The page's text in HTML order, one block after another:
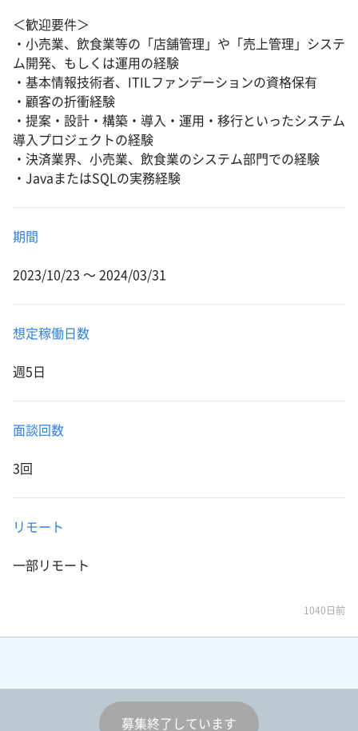
＜歓迎要件＞
・小売業、飲食業等の「店舗管理」や「売上管理」システ
ム開発、もしくは運用の経験
・基本情報技術者、ITILファンデーションの資格保有
・顧客の折衝経験
・提案・設計・構築・導入・運用・移行といったシステム
導入プロジェクトの経験
・決済業界、小売業、飲食業のシステム部門での経験
・JavaまたはSQLの実務経験
期間
2023/10/23 〜 2024/03/31
想定稼働日数
週5日
面談回数
3回
リモート
一部リモート
1040日前
募集終了しています